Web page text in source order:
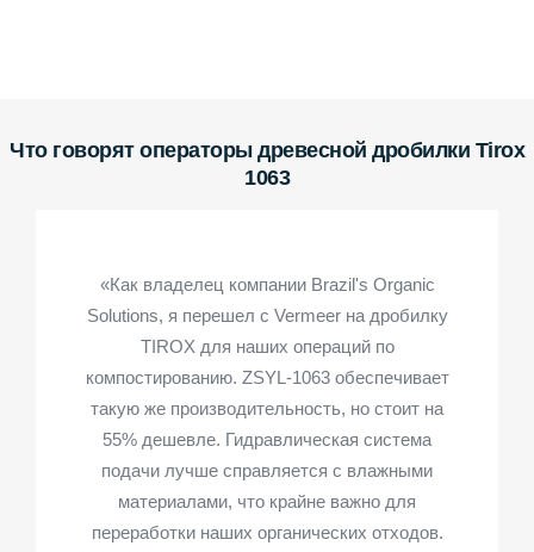
Что говорят операторы древесной дробилки Tirox
1063
«Как владелец компании Brazil's Organic
Solutions, я перешел с Vermeer на дробилку
TIROX для наших операций по
компостированию. ZSYL-1063 обеспечивает
такую же производительность, но стоит на
55% дешевле. Гидравлическая система
подачи лучше справляется с влажными
материалами, что крайне важно для
переработки наших органических отходов.